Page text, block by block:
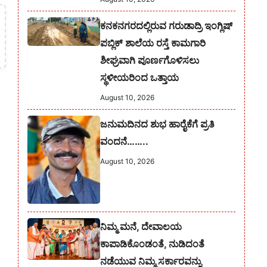
ಕನಕನಗರದಲ್ಲಿರುವ ಗರುಡಾದ್ರಿ ಇಂಗ್ಲಿಷ್
ಪಬ್ಲಿಕ್ ಶಾಲೆಯ ರಸ್ತೆ ಕಾಮಗಾರಿ
ಶೀಘ್ರವಾಗಿ ಪೂರ್ಣಗೊಳಿಸಲು
ಸ್ಥಳೀಯರಿಂದ ಒತ್ತಾಯ
August 10, 2026
ಜನುಮದಿನದ ಶುಭ ಹಾರೈಕೆಗೆ ಪ್ರತಿ
ವಂದನೆ……..
August 10, 2026
ನಿಮ್ಮ ಮನೆ, ದೇವಾಲಯ
ಕಾಪಾಡಿಕೊಂಡಂತೆ, ನುಡಿದಂತೆ
ನಡೆಯುವ ನಿಮ್ಮ ಸರ್ಕಾರವನ್ನು